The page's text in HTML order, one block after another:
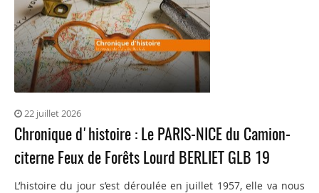
22 juillet 2026
Chronique d'histoire : Le PARIS-NICE du Camion-
citerne Feux de Forêts Lourd BERLIET GLB 19
L’histoire du jour s’est déroulée en juillet 1957, elle va nous